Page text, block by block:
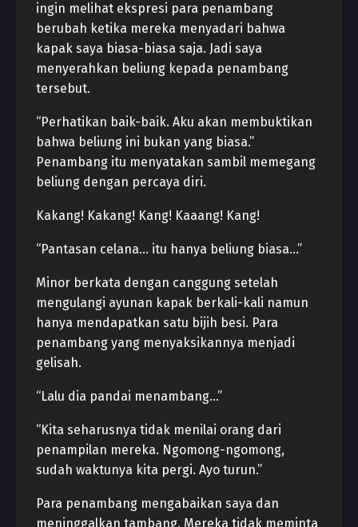
ingin melihat ekspresi para penambang
berubah ketika mereka menyadari bahwa
kapak saya biasa-biasa saja. Jadi saya
menyerahkan beliung kepada penambang
tersebut.
“Perhatikan baik-baik. Aku akan membuktikan
bahwa beliung ini bukan yang biasa.”
Penambang itu menyatakan sambil memegang
beliung dengan percaya diri.
Kakang! Kakang! Kang! Kaaang! Kang!
“Pantasan celana… itu hanya beliung biasa…”
Minor berkata dengan canggung setelah
mengulangi ayunan kapak berkali-kali namun
hanya mendapatkan satu bijih besi. Para
penambang yang menyaksikannya menjadi
gelisah.
“Lalu dia pandai menambang…”
“Kita seharusnya tidak menilai orang dari
penampilan mereka. Ngomong-ngomong,
sudah waktunya kita pergi. Ayo turun.”
Para penambang mengabaikan saya dan
meninggalkan tambang. Mereka tidak meminta